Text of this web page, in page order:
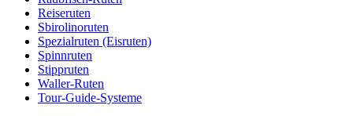
Reiseruten
Sbirolinoruten
Spezialruten (Eisruten)
Spinnruten
Stippruten
Waller-Ruten
Tour-Guide-Systeme